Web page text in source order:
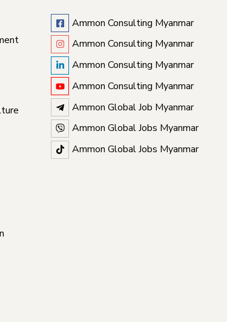
Ammon Consulting Myanmar
Ammon Consulting Myanmar
Ammon Consulting Myanmar
Ammon Consulting Myanmar
Ammon Global Job Myanmar
Ammon Global Jobs Myanmar
Ammon Global Jobs Myanmar